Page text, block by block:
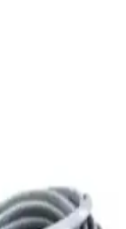
internet sağlar,
tercihidir.